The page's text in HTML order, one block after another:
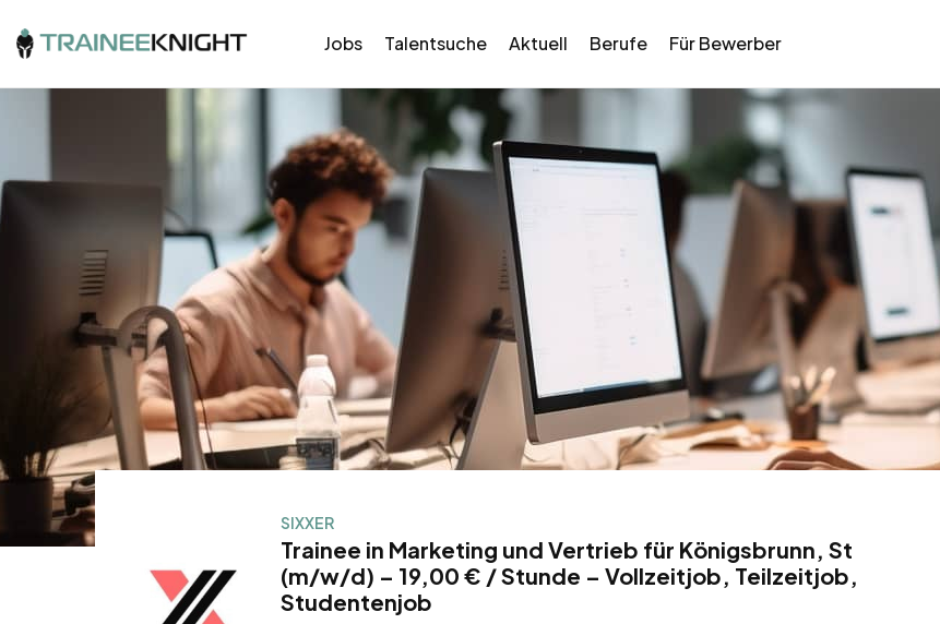
Jobs Talentsuche Aktuell Berufe Für Bewerber
SIXXER
Trainee in Marketing und Vertrieb für Königsbrunn, St
(m/w/d) – 19,00 € / Stunde – Vollzeitjob, Teilzeitjob,
Studentenjob